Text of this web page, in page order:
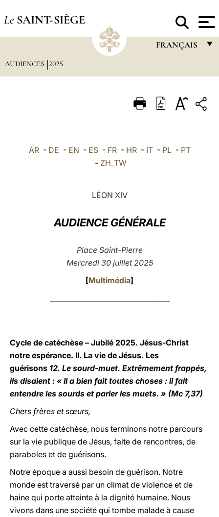
Le SAINT-SIÈGE
FRANÇAIS
ITALIANO
中文
AUDIENCES 2025
AR- DE - EN - ES- FR- HR- IT- PL- PT
- ZH_TW
LÉON XIV
AUDIENCE GÉNÉRALE
Place Saint-Pierre
Mercredi 30 juillet 2025
[Multimédia]
Cycle de catéchèse – Jubilé 2025. Jésus-Christ
notre espérance. II. La vie de Jésus. Les
guérisons 12. Le sourd-muet. Extrêmement frappés,
ils disaient : « Il a bien fait toutes choses : il fait
entendre les sourds et parler les muets. » (Mc 7,37)
Chers frères et sœurs,
Avec cette catéchèse, nous terminons notre parcours
sur la vie publique de Jésus, faite de rencontres, de
paraboles et de guérisons.
Notre époque a aussi besoin de guérison. Notre
monde est traversé par un climat de violence et de
haine qui porte atteinte à la dignité humaine. Nous
vivons dans une société qui tombe malade à cause